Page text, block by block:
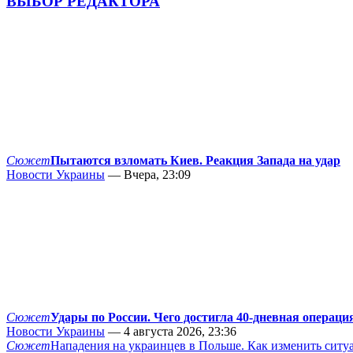
СюжетПытаются взломать Киев. Реакция Запада на удар
Новости Украины — Вчера, 23:09
СюжетУдары по России. Чего достигла 40-дневная
Новости Украины — 4 августа 2026, 23:36
СюжетНападения на украинцев в Польше. Как изменить